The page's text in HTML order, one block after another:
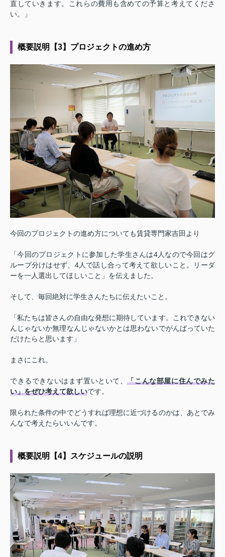
直していきます。これらの費用も含めての予算と考えてくださ
い。」
概要説明【3】プロジェクトの進め方
今回のプロジェクトの進め方についても賃貸専門家吉田より
「今回のプロジェクトに参加した学生さんは4人なので今回はグ
ループ分けはせず、4人で話し合って考えて欲しいこと。リーダ
ーを一人選出してほしいこと」を伝えました。
そして、毎回絶対に学生さんたちに伝えたいこと。
「私たちは皆さんの自由な発想に期待しています。これできない
んじゃないか無理なんじゃないかとは思わないでがんばっていた
だけたらと思います」
まさにこれ。
できるできないはまず置いといて、「こんな部屋に住んでみた
い」をぜひ考えて欲しいです。
限られた条件の中でどうすれば理想に近づけるのかは、あとでみ
んなで考えたらいいんです。
概要説明【4】スケジュールの説明